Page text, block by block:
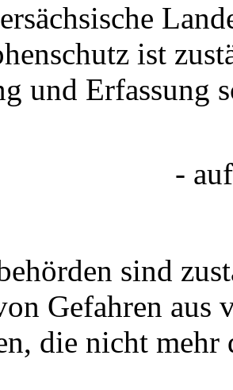
ist
und Erfassung
-
sind
Gefahren aus
die nicht mehr